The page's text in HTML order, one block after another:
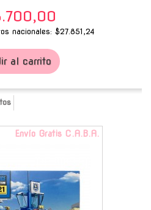
nacionales: $27.851,24
al carrito
Envío Gratis C.A.B.A.